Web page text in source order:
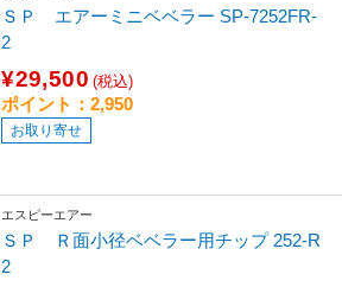
ＳＰ エアーミニベベラー SP-7252FR-
2
¥29,500 (税込)
ポイント：2,950
お取り寄せ
エスピーエアー
ＳＰ Ｒ面小径ベベラー用チップ 252-R
2